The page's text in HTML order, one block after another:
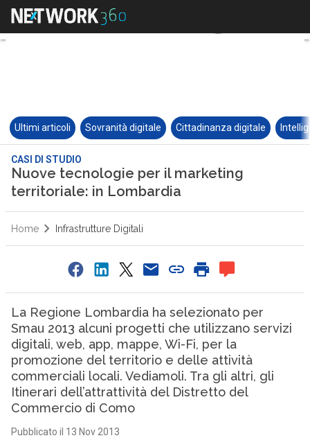
Ultimi articoli Sovranità digitale Cittadinanza digitale
CASI DI STUDIO
Nuove tecnologie per il marketing
territoriale: in Lombardia
Home Infrastrutture Digitali
La Regione Lombardia ha selezionato per
Smau 2013 alcuni progetti che utilizzano servizi
digitali, web, app, mappe, Wi-Fi, per la
promozione del territorio e delle attività
commerciali locali. Vediamoli. Tra gli altri, gli
Itinerari dell’attrattività del Distretto del
Commercio di Como
Pubblicato il 13 Nov 2013